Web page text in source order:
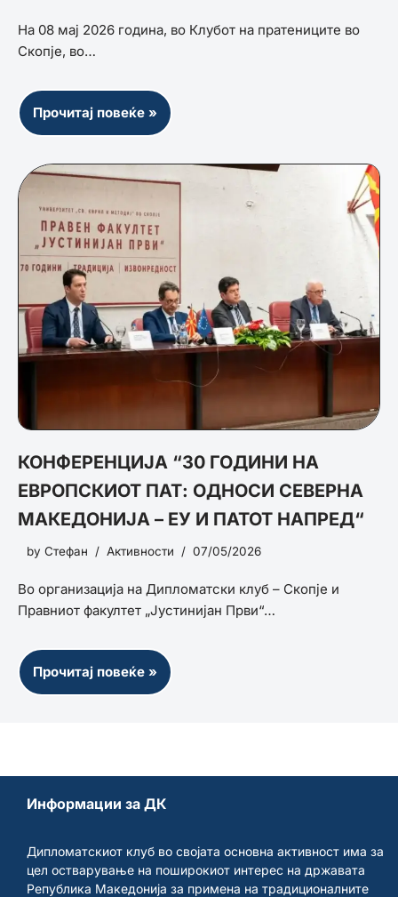
На 08 мај 2026 година, во Клубот на пратениците во
Скопје, во…
Прочитај повеќе »
КОНФЕРЕНЦИЈА “30 ГОДИНИ НА
ЕВРОПСКИОТ ПАТ: ОДНОСИ СЕВЕРНА
МАКЕДОНИЈА – ЕУ И ПАТОТ НАПРЕД“
by Стефан Активности 07/05/2026
Во организација на Дипломатски клуб – Скопје и
Правниот факултет „Јустинијан Први“…
Прочитај повеќе »
Информации за ДК
Дипломатскиот клуб во својата основна активност има за
цел остварување на поширокиот интерес на државата
Република Македонија за примена на традиционалните